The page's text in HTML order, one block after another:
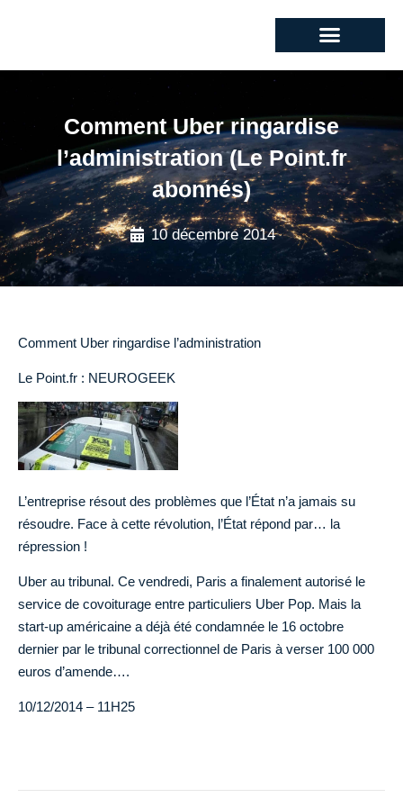
Comment Uber ringardise
l’administration (Le Point.fr
abonnés)
10 décembre 2014
Comment Uber ringardise l’administration
Le Point.fr : NEUROGEEK
L’entreprise résout des problèmes que l’État n’a jamais su
résoudre. Face à cette révolution, l’État répond par… la
répression !
Uber au tribunal. Ce vendredi, Paris a finalement autorisé le
service de covoiturage entre particuliers Uber Pop. Mais la
start-up américaine a déjà été condamnée le 16 octobre
dernier par le tribunal correctionnel de Paris à verser 100 000
euros d’amende….
10/12/2014 – 11H25